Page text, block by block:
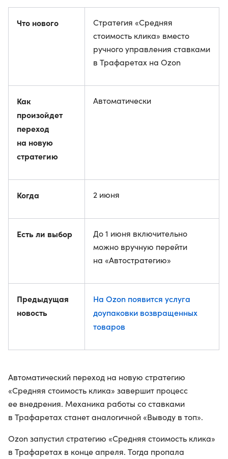
Что нового
Стратегия «Средняя
стоимость клика» вместо
ручного управления ставками
в Трафаретах на Ozon
Как
произойдет
переход
на новую
стратегию
Автоматически
Когда 2 июня
Есть ли выбор
До 1 июня включительно
можно вручную перейти
на «Автостратегию»
Предыдущая
новость
На Ozon появится услуга
доупаковки возвращенных
товаров
Автоматический переход на новую стратегию
«Средняя стоимость клика» завершит процесс
ее внедрения. Механика работы со ставками
в Трафаретах станет аналогичной «Выводу в топ».
Ozon запустил стратегию «Средняя стоимость клика»
в Трафаретах в конце апреля. Тогда пропала